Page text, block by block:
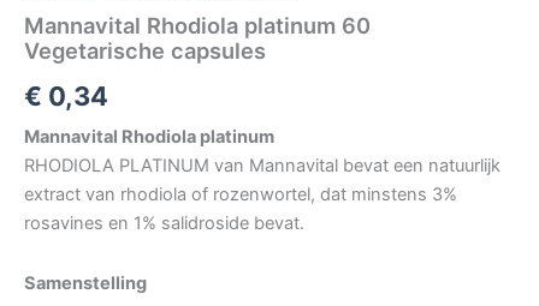
Mannavital Rhodiola platinum 60
Vegetarische capsules
€ 0,34
Mannavital Rhodiola platinum
RHODIOLA PLATINUM van Mannavital bevat een natuurlijk
extract van rhodiola of rozenwortel, dat minstens 3%
rosavines en 1% salidroside bevat.
Samenstelling